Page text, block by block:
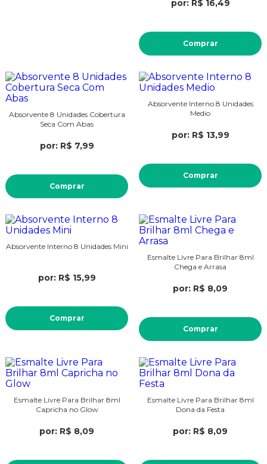
por: R$ 16,49
Comprar
Absorvente 8 Unidades Cobertura
Seca Com Abas
por: R$ 7,99
Comprar
Absorvente Interno 8 Unidades
Medio
por: R$ 13,99
Comprar
Absorvente Interno 8 Unidades Mini
por: R$ 15,99
Comprar
Esmalte Livre Para Brilhar 8ml
Chega e Arrasa
por: R$ 8,09
Comprar
Esmalte Livre Para Brilhar 8ml
Capricha no Glow
por: R$ 8,09
Esmalte Livre Para Brilhar 8ml
Dona da Festa
por: R$ 8,09